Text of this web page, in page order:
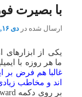
با بصیرت
ارسال شده دردی ۱۶, ۱۳۸۹
یکی از ابزارهای
ما هر روزه با
غالبا هم فرض بر
اند و مخاطب